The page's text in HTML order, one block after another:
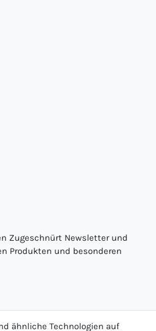
Zugeschnürt Newsletter und
Produkten und besonderen
ähnliche Technologien auf